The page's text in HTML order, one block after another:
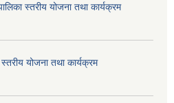
स्तरीय योजना तथा कार्यक्रम
योजना तथा कार्यक्रम